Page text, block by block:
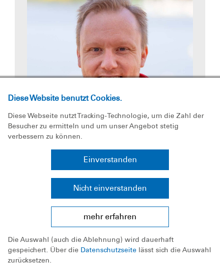
Beauftragter Wasserrettungsdienst
Sebastian Höhnerhaus
Kontakt:
E-Mail
Diese Website benutzt Cookies.
Diese Webseite nutzt Tracking-Technologie, um die Zahl der
Besucher zu ermitteln und um unser Angebot stetig
verbessern zu können.
Einverstanden
Nicht einverstanden
mehr erfahren
Die Auswahl (auch die Ablehnung) wird dauerhaft
gespeichert. Über die Datenschutzseite lässt sich die Auswahl
zurücksetzen.